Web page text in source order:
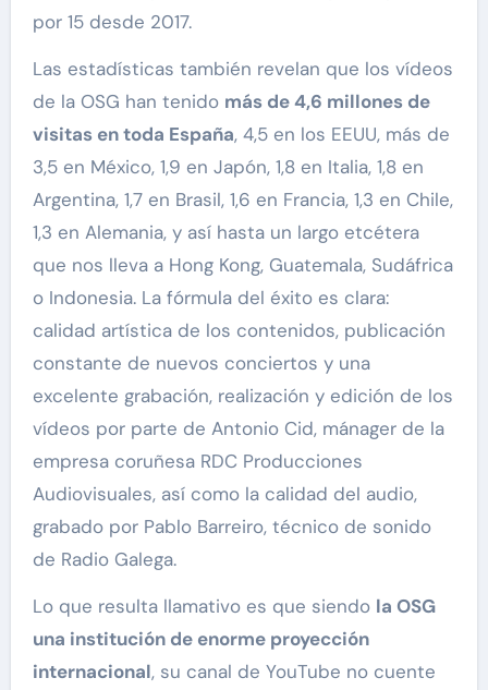
por 15 desde 2017.
Las estadísticas también revelan que los vídeos
de la OSG han tenido más de 4,6 millones de
visitas en toda España, 4,5 en los EEUU, más de
3,5 en México, 1,9 en Japón, 1,8 en Italia, 1,8 en
Argentina, 1,7 en Brasil, 1,6 en Francia, 1,3 en Chile,
1,3 en Alemania, y así hasta un largo etcétera
que nos lleva a Hong Kong, Guatemala, Sudáfrica
o Indonesia. La fórmula del éxito es clara:
calidad artística de los contenidos, publicación
constante de nuevos conciertos y una
excelente grabación, realización y edición de los
vídeos por parte de Antonio Cid, mánager de la
empresa coruñesa RDC Producciones
Audiovisuales, así como la calidad del audio,
grabado por Pablo Barreiro, técnico de sonido
de Radio Galega.
Lo que resulta llamativo es que siendo la OSG
una institución de enorme proyección
internacional, su canal de YouTube no cuente